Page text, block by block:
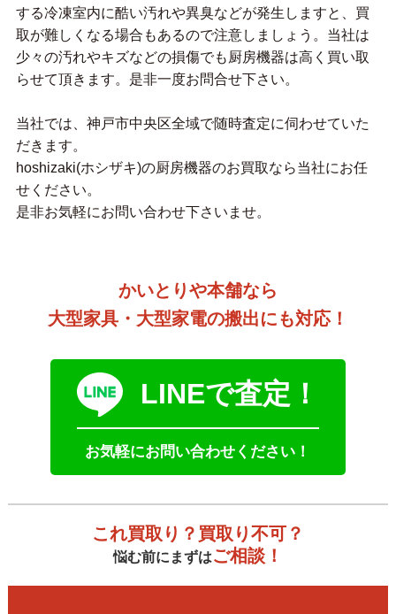
する冷凍室内に酷い汚れや異臭などが発生しますと、買
取が難しくなる場合もあるので注意しましょう。当社は
少々の汚れやキズなどの損傷でも厨房機器は高く買い取
らせて頂きます。是非一度お問合せ下さい。
当社では、神戸市中央区全域で随時査定に伺わせていた
だきます。
hoshizaki(ホシザキ)の厨房機器のお買取なら当社にお任
せください。
是非お気軽にお問い合わせ下さいませ。
かいとりや本舗なら
大型家具・大型家電の搬出にも対応！
LINEで査定！
お気軽にお問い合わせください！
これ買取り？買取り不可？
悩む前にまずはご相談！